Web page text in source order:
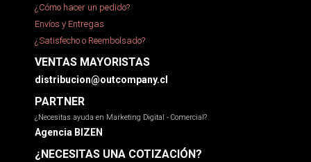
¿Cómo hacer un pedido?
Envíos y Entregas
¿Satisfecho o Reembolsado?
VENTAS MAYORISTAS
distribucion@outcompany.cl
PARTNER
¿Necesitas ayuda en Marketing Digital - Comercial?
Agencia BIZEN
¿NECESITAS UNA COTIZACIÓN?